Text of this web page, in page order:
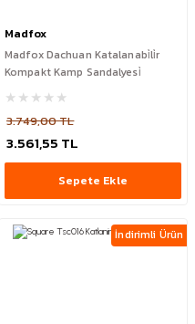
Madfox
Madfox Dachuan Katalanabi̇li̇r
Kompakt Kamp Sandalyesi̇
3.749,00 TL
3.561,55 TL
Sepete Ekle
İndirimli Ürün